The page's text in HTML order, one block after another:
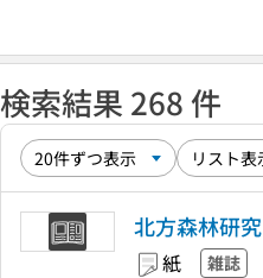
検索結果 268 件
北方森林研究
紙 雑誌